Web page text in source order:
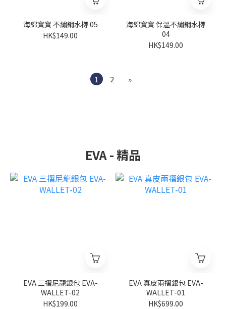
海綿寶寶 不繡鋼水樽 05
HK$149.00
海綿寶寶 保溫不繡鋼水樽
04
HK$149.00
1 2 »
EVA - 精品
EVA 三摺尼龍銀包 EVA-
WALLET-02
HK$199.00
EVA 真皮兩摺銀包 EVA-
WALLET-01
HK$699.00